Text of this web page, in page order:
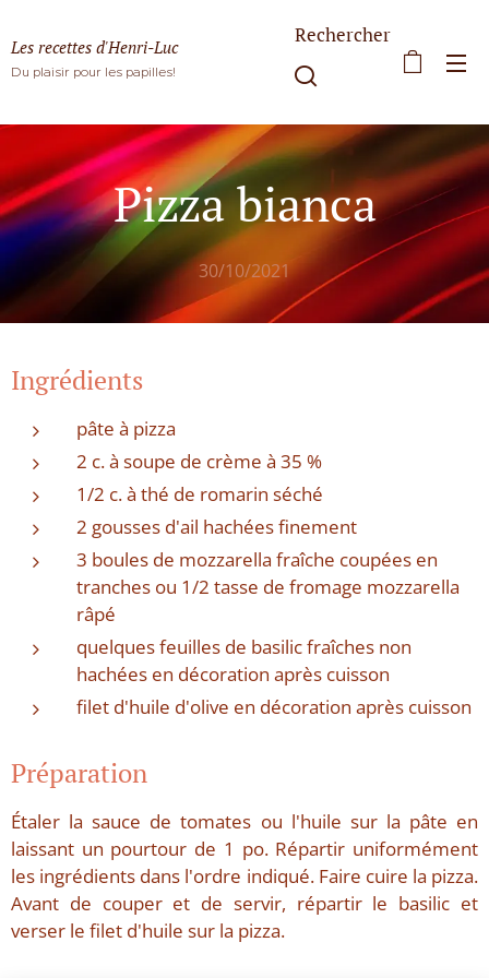
Les recettes d'Henri-Luc
Du plaisir pour les papilles!
Rechercher
Pizza bianca
30/10/2021
Ingrédients
pâte à pizza
2 c. à soupe de crème à 35 %
1/2 c. à thé de romarin séché
2 gousses d'ail hachées finement
3 boules de mozzarella fraîche coupées en
tranches ou 1/2 tasse de fromage mozzarella
râpé
quelques feuilles de basilic fraîches non
hachées en décoration après cuisson
filet d'huile d'olive en décoration après cuisson
Préparation
Étaler la sauce de tomates ou l'huile sur la pâte en
laissant un pourtour de 1 po. Répartir uniformément
les ingrédients dans l'ordre indiqué. Faire cuire la pizza.
Avant de couper et de servir, répartir le basilic et
verser le filet d'huile sur la pizza.